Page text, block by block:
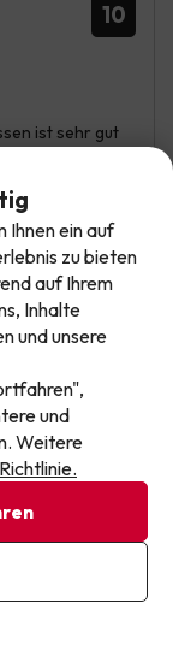
10
ist sehr gut
Übersetzung
Original anzeigen
Hinterlasst
Woche eine
Top-Preis
Sie Ihr
zu
Ihnen ein auf
zu bieten
auf Ihrem
Inhalte
und unsere
und
Weitere